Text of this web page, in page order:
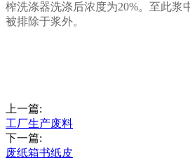
榨洗涤器洗涤后浓度为20%。至此浆
被排除于浆外。
上一篇:
工厂生产废料
下一篇:
废纸箱书纸皮